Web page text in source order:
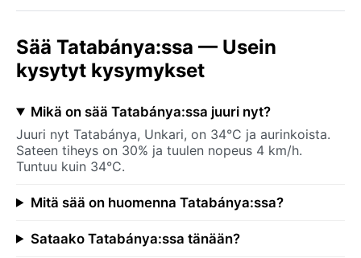
Sää Tatabánya:ssa — Usein
kysytyt kysymykset
Mikä on sää Tatabánya:ssa juuri nyt?
Juuri nyt Tatabánya, Unkari, on 34°C ja aurinkoista.
Sateen tiheys on 30% ja tuulen nopeus 4 km/h.
Tuntuu kuin 34°C.
Mitä sää on huomenna Tatabánya:ssa?
Sataako Tatabánya:ssa tänään?